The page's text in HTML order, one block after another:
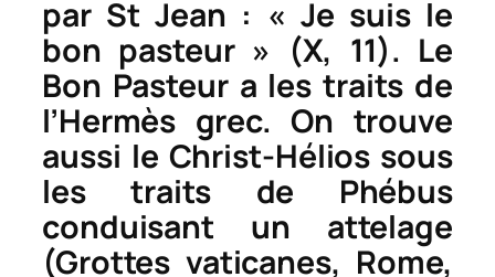
par St Jean : « Je suis le
bon pasteur » (X, 11). Le
Bon Pasteur a les traits de
l’Hermès grec. On trouve
aussi le Christ-Hélios sous
les traits de Phébus
conduisant un attelage
(Grottes vaticanes, Rome,